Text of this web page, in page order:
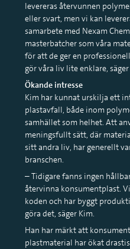
levereras återvunnen
eller svart, men vi kan
samarbete med Nexam
masterbatcher som våra
för att de ger en
gör våra liv lite enklare,
Ökande intresse
Kim har kunnat urskilja ett
plastavfall, både inom
samhället som helhet. Att
meningsfullt sätt, där
sitt andra liv, har generellt
branschen.
– Tidigare fanns ingen
återvinna konsumentplast.
koden och har byggt
göra det, säger Kim.
Han har märkt att
plastmaterial har ökat